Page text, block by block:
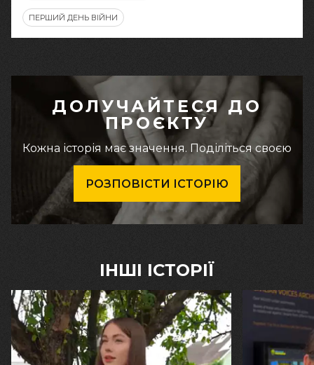
ПЕРШИЙ ДЕНЬ ВІЙНИ
ДОЛУЧАЙТЕСЯ ДО
ПРОЄКТУ
Кожна історія має значення. Поділіться своєю
РОЗПОВІСТИ ІСТОРІЮ
ІНШІ ІСТОРІЇ